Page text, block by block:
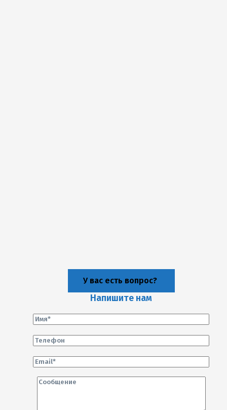
У вас есть вопрос?
Напишите нам